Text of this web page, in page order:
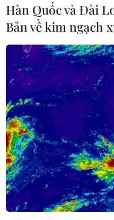
Hàn Quốc và Đài
Bản về kim ngạch